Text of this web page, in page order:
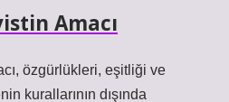
Amacı
özgürlükleri, eşitliği ve
kurallarının dışında